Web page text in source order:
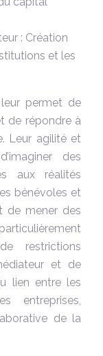
: Création
et les
permet de
de répondre à
Leur agilité et
des
aux réalités
bénévoles et
de mener des
restrictions
et de
lien entre les
entreprises,
de la